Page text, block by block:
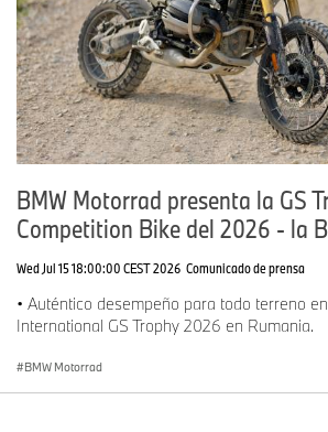
BMW Motorrad presenta la GS
Competition Bike del 2026 - la
Wed Jul 15 18:00:00 CEST 2026 Comunicado de prensa
• Auténtico desempeño para todo terreno
International GS Trophy 2026 en Rumania.
BMW Motorrad